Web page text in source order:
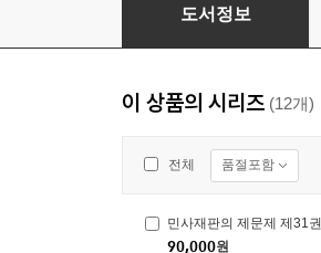
민사재판의 제문제 제31권
도서정보
이 상품의 시리즈 (12개)
전체 품절포함
민사재판의 제문제 제31권
90,000원